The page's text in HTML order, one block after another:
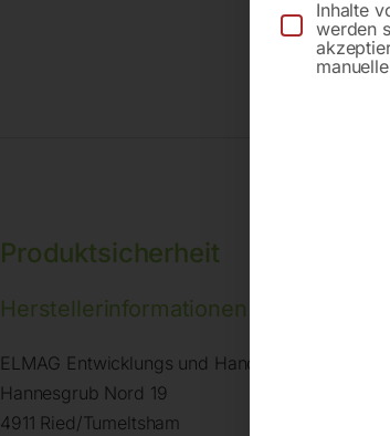
Produktsicherheit
Herstellerinformationen
ELMAG Entwicklungs und Handels GmbH
Hannesgrub Nord 19
4911 Ried/Tumeltsham
Inhalte
werden